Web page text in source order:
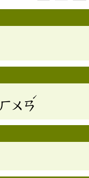
ㄏㄨㄢ
ˊ